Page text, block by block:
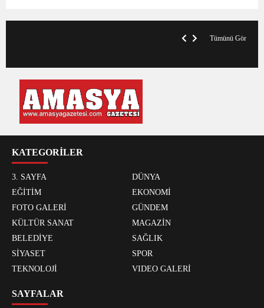
Tümünü Gör
KATEGORİLER
3. SAYFA
DÜNYA
EĞİTİM
EKONOMİ
FOTO GALERİ
GÜNDEM
KÜLTÜR SANAT
MAGAZİN
BELEDİYE
SAĞLIK
SİYASET
SPOR
TEKNOLOJİ
VIDEO GALERİ
SAYFALAR